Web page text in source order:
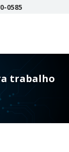
0585
trabalho